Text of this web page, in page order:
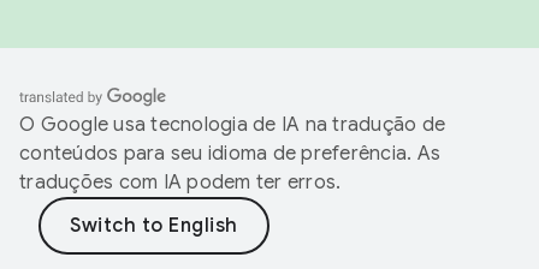
O Google usa tecnologia de IA na tradução de
conteúdos para seu idioma de preferência. As
traduções com IA podem ter erros.